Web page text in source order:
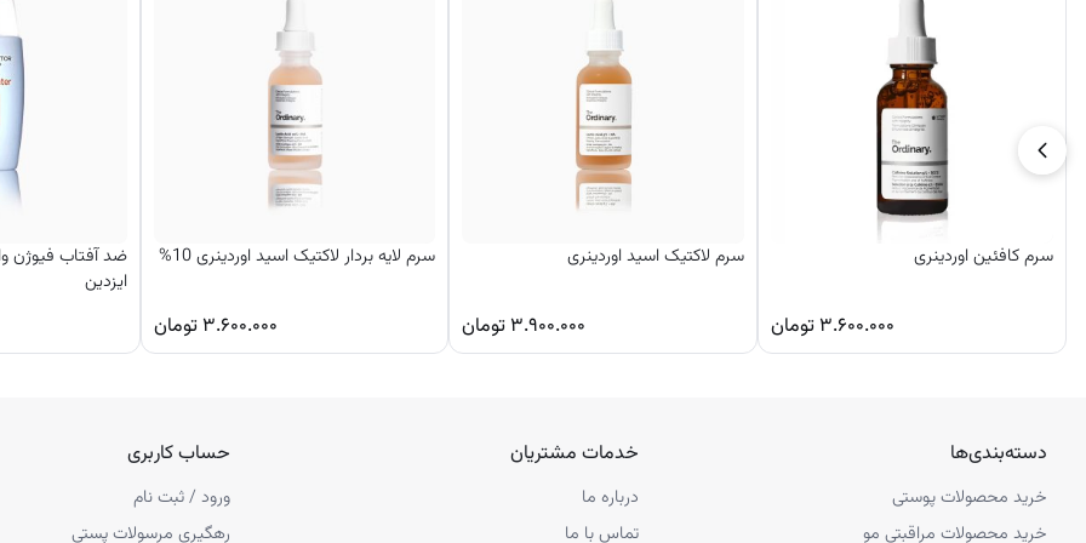
پاک کننده آلودگی‌ها و چربی‌ها از سطح پوست
کمک به حفظ هیدراتاسیون و رطوبت پوست
تسکین دهنده و به علاوه نرم کننده پوست
حاوی عسل اقاقیا، گلیسیرین و روغن آفتابگردان
مناسب پوست‌های حساس و خشک
در حجم 400 میل
سرم کافئین اوردینری
۳.۶۰۰.۰۰۰ تومان
سرم لاکتیک اسید اوردینری
۳.۹۰۰.۰۰۰ تومان
سرم لایه بردار لاکتیک اسید اوردینری 10%
۳.۶۰۰.۰۰۰ تومان
ایزدین
دسته‌بندی‌ها
خرید محصولات پوستی
خرید محصولات مراقبتی مو
خدمات مشتریان
درباره ما
تماس با ما
حساب کاربری
ورود / ثبت نام
رهگیری مرسولات پستی